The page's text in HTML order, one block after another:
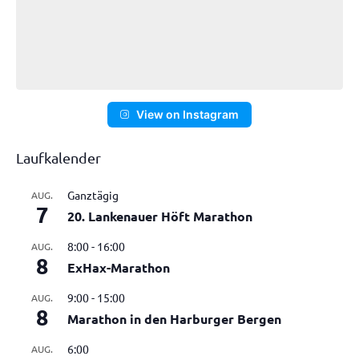
View on Instagram
Laufkalender
AUG.
7
Ganztägig
20. Lankenauer Höft Marathon
AUG.
8
8:00- 16:00
ExHax-Marathon
AUG.
8
9:00- 15:00
Marathon in den Harburger Bergen
AUG. 6:00